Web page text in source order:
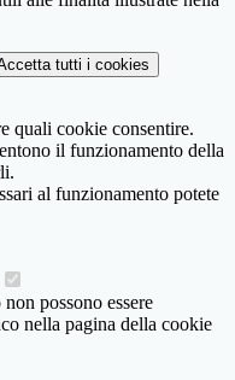
tutti i cookies
quali cookie consentire.
il funzionamento della
al funzionamento potete
possono essere
nella pagina della cookie